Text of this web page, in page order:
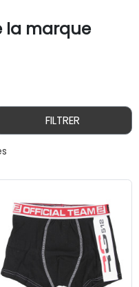
la marque
FILTRER